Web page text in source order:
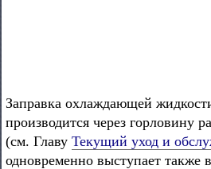
Заправка охлаждающей
производится через горловину
(см. Главу Текущий уход и
одновременно выступает также